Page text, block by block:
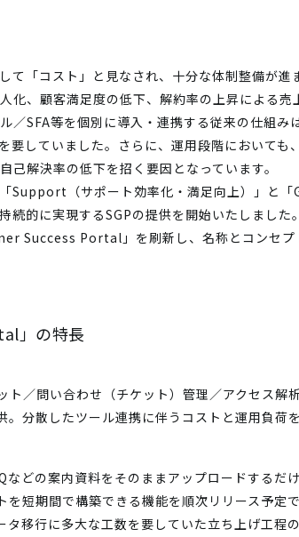
て「コスト」と見なされ、十分な体制整備が進
化、顧客満足度の低下、解約率の上昇による売
／SFA等を個別に導入・連携する従来の仕組
要していました。さらに、運用段階においても
解決率の低下を招く要因となっています。
Support（サポート効率化・満足向上）」と
的に実現するSGPの提供を開始いたしました。
Success Portal」を刷新し、名称とコンセプ
」の特長
ト／問い合わせ（チケット）管理／アクセス解
分散したツール連携に伴うコストと運用負荷を
どの案内資料をそのままアップロードするだ
を短期間で構築できる機能を順次リリース予定
タ移行に多大な工数を要していた立ち上げ工程